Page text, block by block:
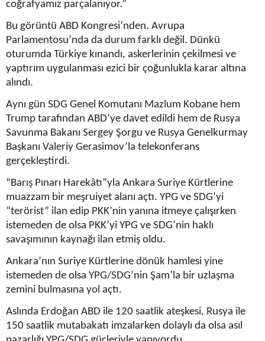
coğrafyamız parçalanıyor.”
Bu görüntü ABD Kongresi’nden. Avrupa
Parlamentosu’nda da durum farklı değil. Dünkü
oturumda Türkiye kınandı, askerlerinin çekilmesi ve
yaptırım uygulanması ezici bir çoğunlukla karar altına
alındı.
Aynı gün SDG Genel Komutanı Mazlum Kobane hem
Trump tarafından ABD’ye davet edildi hem de Rusya
Savunma Bakanı Sergey Şorgu ve Rusya Genelkurmay
Başkanı Valeriy Gerasimov’la telekonferans
gerçekleştirdi.
“Barış Pınarı Harekâtı”yla Ankara Suriye Kürtlerine
muazzam bir meşruiyet alanı açtı. YPG ve SDG’yi
“terörist” ilan edip PKK’nin yanına itmeye çalışırken
istemeden de olsa PKK’yi YPG ve SDG’nin haklı
savaşımının kaynağı ilan etmiş oldu.
Ankara’nın Suriye Kürtlerine dönük hamlesi yine
istemeden de olsa YPG/SDG’nin Şam’la bir uzlaşma
zemini bulmasına yol açtı.
Aslında Erdoğan ABD ile 120 saatlik ateşkesi, Rusya ile
150 saatlik mutabakatı imzalarken dolaylı da olsa asıl